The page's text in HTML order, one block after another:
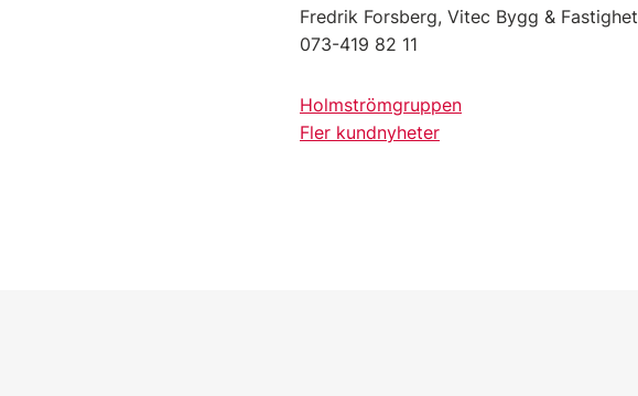
Fredrik Forsberg, Vitec Bygg & Fastighet
073-419 82 11
Holmströmgruppen
Fler kundnyheter